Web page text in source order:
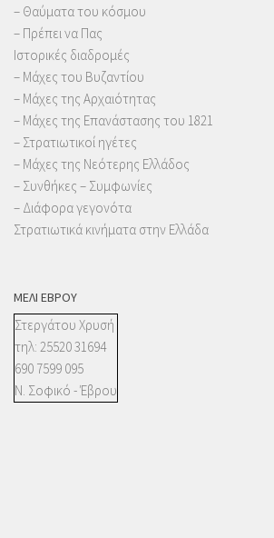
– Θαύματα του κόσμου
– Πρέπει να Πας
Ιστορικές διαδρομές
– Μάχες του Βυζαντίου
– Μάχες της Αρχαιότητας
– Μάχες της Επανάστασης του 1821
– Στρατιωτικοί ηγέτες
– Μάχες της Νεότερης Ελλάδος
– Συνθήκες – Συμφωνίες
– Διάφορα γεγονότα
Στρατιωτικά κινήματα στην Ελλάδα
ΜΈΛΙ ΈΒΡΟΥ
Στεργάτου Χρυσή
τηλ: 25520 31694
690 7599 095
Ν. Σοφικό - Έβρου